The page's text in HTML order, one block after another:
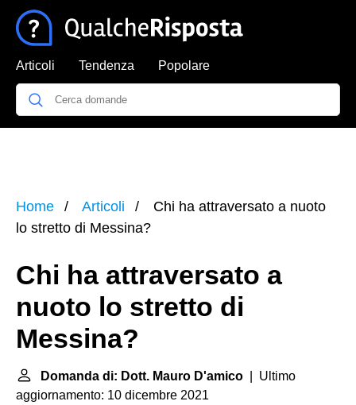
Articoli Tendenza Popolare
Home Articoli
Chi ha attraversato a nuoto
lo stretto di Messina?
Chi ha attraversato a
nuoto lo stretto di
Messina?
Domanda di: Dott. Mauro D'amico | Ultimo
aggiornamento: 10 dicembre 2021